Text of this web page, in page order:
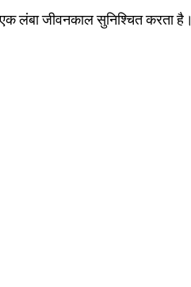
लंबा जीवनकाल सुनिश्चित करता है।